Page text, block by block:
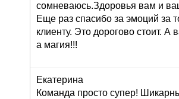
сомневаюсь.Здоровья вам и
Еще раз спасибо за эмоций за
клиенту. Это дорогово стоит.
а магия!!!
Екатерина
Команда просто супер!